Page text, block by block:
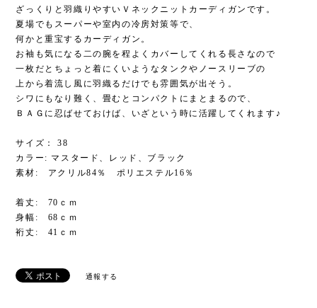
ざっくりと羽織りやすいＶネックニットカーディガンです。
夏場でもスーパーや室内の冷房対策等で、
何かと重宝するカーディガン。
お袖も気になる二の腕を程よくカバーしてくれる長さなので
一枚だとちょっと着にくいようなタンクやノースリーブの
上から着流し風に羽織るだけでも雰囲気が出そう。
シワにもなり難く、畳むとコンパクトにまとまるので、
ＢＡＧに忍ばせておけば、いざという時に活躍してくれます♪
サイズ： 38
カラー: マスタード、レッド、ブラック
素材: アクリル84％ ポリエステル16％
着丈: 70ｃｍ
身幅: 68ｃｍ
裄丈: 41ｃｍ
通報する